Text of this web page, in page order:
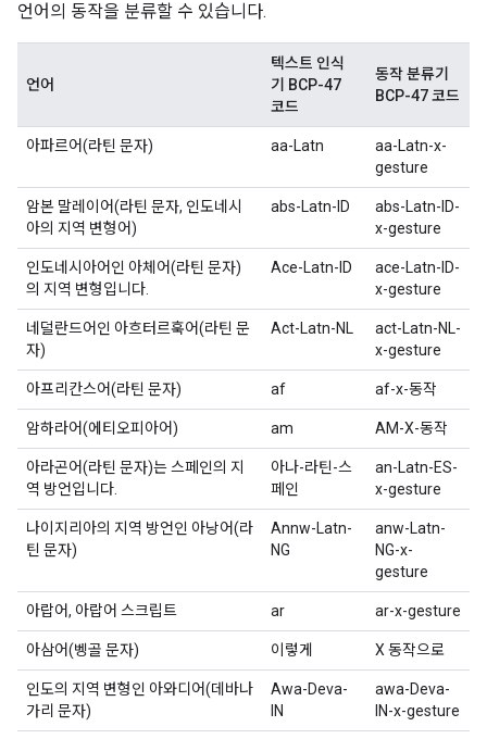
언어의 동작을 분류할 수 있습니다.
언어
텍스트 인식
기 BCP-47
코드
동작 분류기
BCP-47 코드
아파르어(라틴 문자) aa-Latn
aa-Latn-x-
gesture
암본 말레이어(라틴 문자, 인도네시
아의 지역 변형어)
abs-Latn-ID
abs-Latn-ID-
x-gesture
인도네시아어인 아체어(라틴 문자)
의 지역 변형입니다.
Ace-Latn-ID
ace-Latn-ID-
x-gesture
네덜란드어인 아흐터르훅어(라틴 문
자)
Act-Latn-NL
act-Latn-NL-
x-gesture
아프리칸스어(라틴 문자) af af-x-동작
암하라어(에티오피아어) am AM-X-동작
아라곤어(라틴 문자)는 스페인의 지
역 방언입니다.
아나-라틴-스
페인
an-Latn-ES-
x-gesture
나이지리아의 지역 방언인 아낭어(라
틴 문자)
Annw-Latn-
NG
anw-Latn-
NG-x-
gesture
아랍어, 아랍어 스크립트 ar ar-x-gesture
아삼어(벵골 문자) 이렇게 X 동작으로
인도의 지역 변형인 아와디어(데바나
가리 문자)
Awa-Deva-
IN
awa-Deva-
IN-x-gesture